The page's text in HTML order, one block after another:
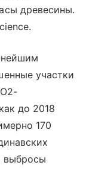
древесины.
участки
до 2018
170
выбросы